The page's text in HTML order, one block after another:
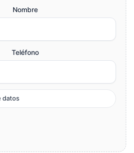
Nombre
Teléfono
datos